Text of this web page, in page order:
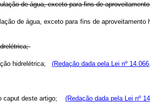
de água, exceto para fins de
de água, exceto para fins de
hidrelétrica; (Redação dada pela Lei nº
caput deste artigo; (Redação dada pela Lei nº